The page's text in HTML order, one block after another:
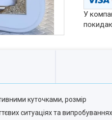
У
куточками, розмір
ситуаціях та випробуваннях.